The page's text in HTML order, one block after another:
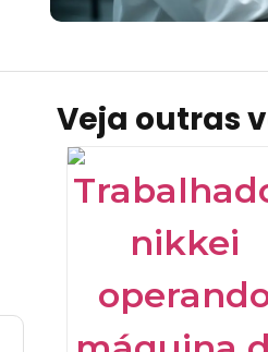
Veja outras